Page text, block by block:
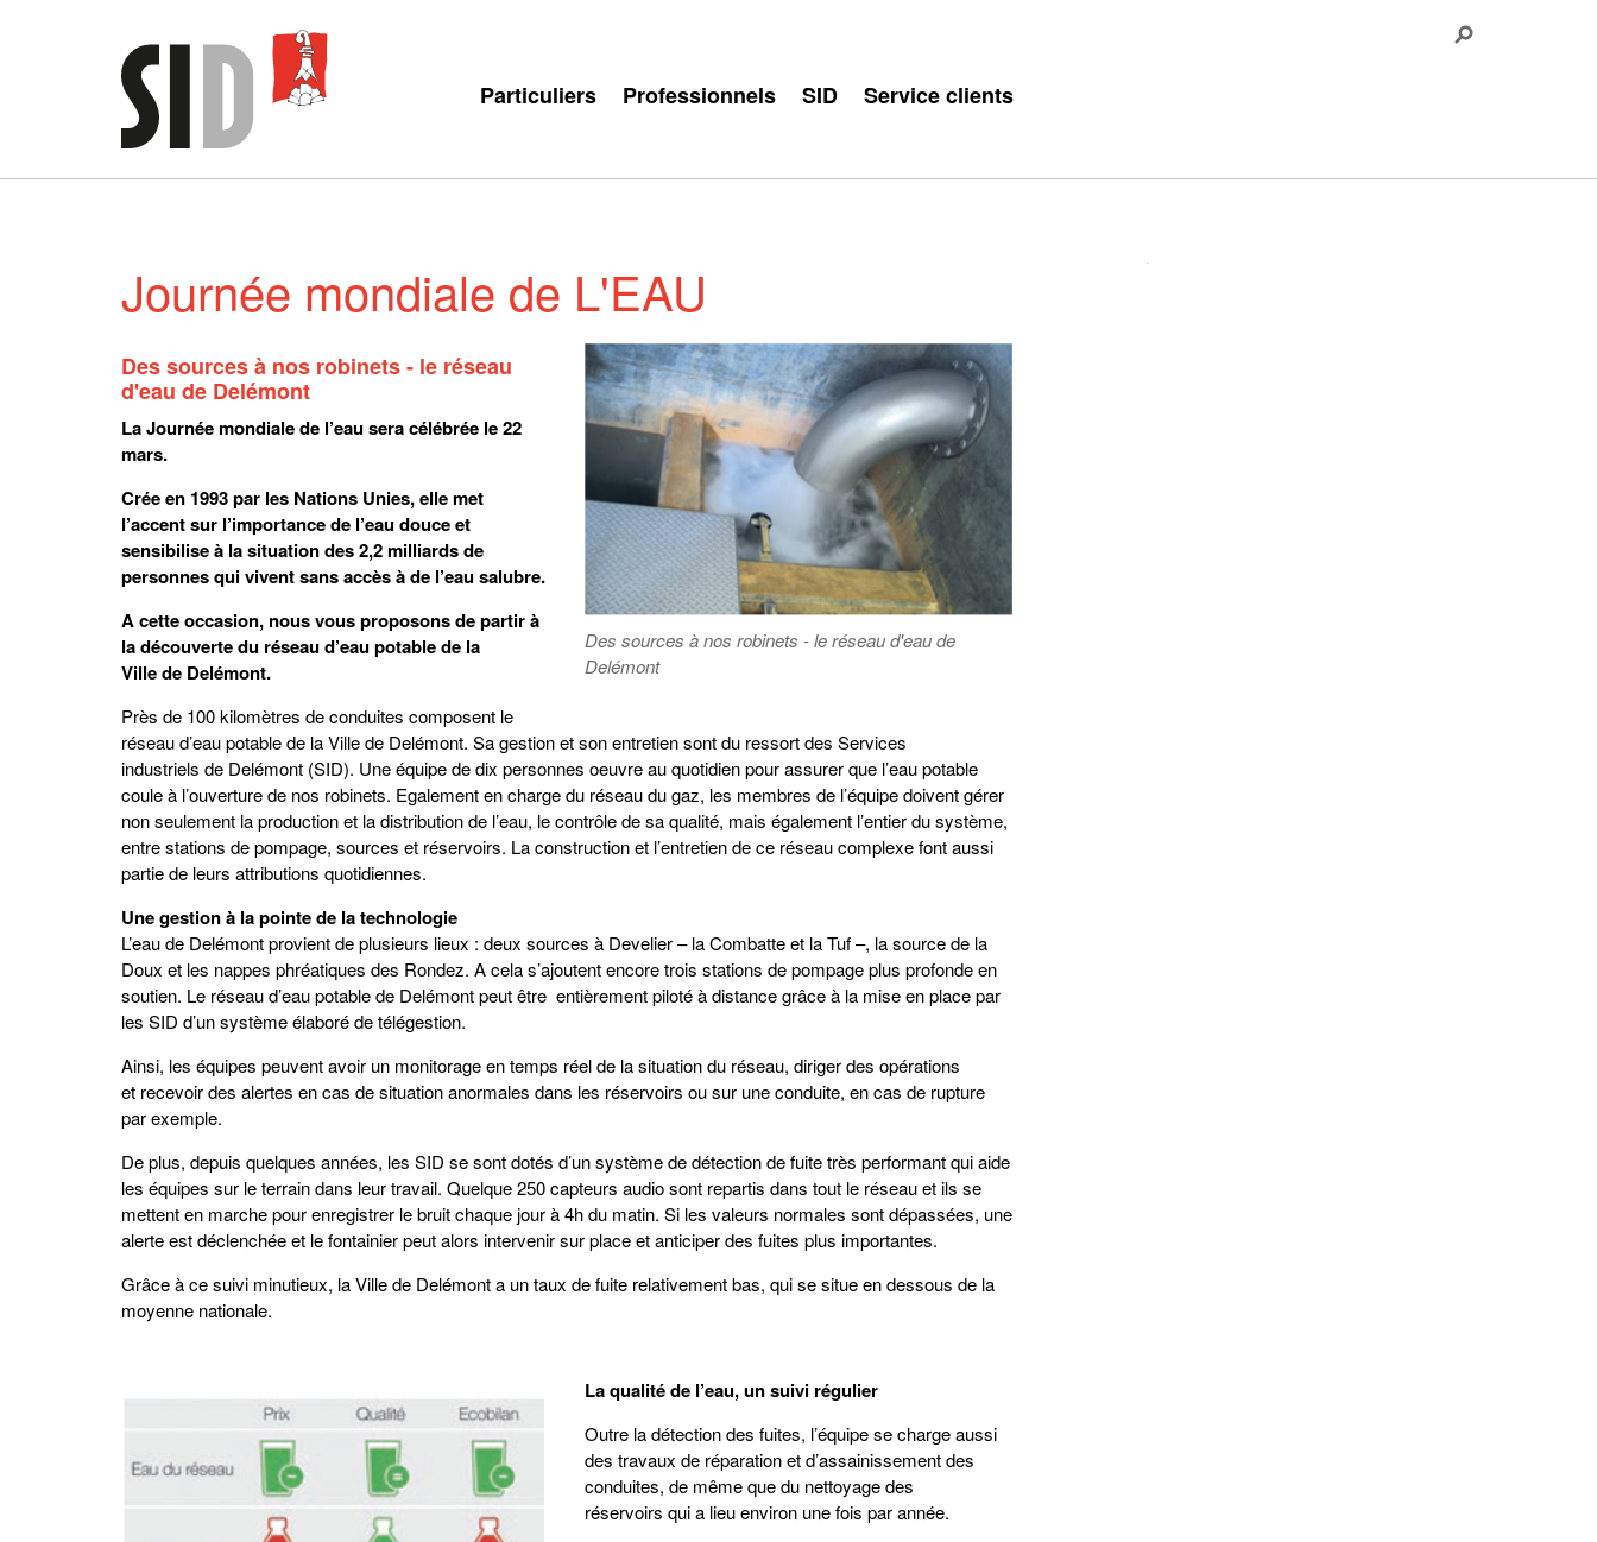
Particuliers Professionnels SID Service clients
Journée mondiale de L'EAU
Des sources à nos robinets - le réseau d'eau de
Delémont
Des sources à nos robinets - le réseau
d'eau de Delémont
La Journée mondiale de l’eau sera célébrée le 22
mars.
Crée en 1993 par les Nations Unies, elle met
l’accent sur l’importance de l’eau douce et
sensibilise à la situation des 2,2 milliards de
personnes qui vivent sans accès à de l’eau salubre.
A cette occasion, nous vous proposons de partir à
la découverte du réseau d’eau potable de la
Ville de Delémont.
Près de 100 kilomètres de conduites composent le
réseau d’eau potable de la Ville de Delémont. Sa gestion et son entretien sont du ressort des Services
industriels de Delémont (SID). Une équipe de dix personnes oeuvre au quotidien pour assurer que l’eau potable
coule à l’ouverture de nos robinets. Egalement en charge du réseau du gaz, les membres de l’équipe doivent gérer
non seulement la production et la distribution de l’eau, le contrôle de sa qualité, mais également l’entier du système,
entre stations de pompage, sources et réservoirs. La construction et l’entretien de ce réseau complexe font aussi
partie de leurs attributions quotidiennes.
Une gestion à la pointe de la technologie
L’eau de Delémont provient de plusieurs lieux : deux sources à Develier – la Combatte et la Tuf –, la source de la
Doux et les nappes phréatiques des Rondez. A cela s’ajoutent encore trois stations de pompage plus profonde en
soutien. Le réseau d’eau potable de Delémont peut être entièrement piloté à distance grâce à la mise en place par
les SID d’un système élaboré de télégestion.
Ainsi, les équipes peuvent avoir un monitorage en temps réel de la situation du réseau, diriger des opérations
et recevoir des alertes en cas de situation anormales dans les réservoirs ou sur une conduite, en cas de rupture
par exemple.
De plus, depuis quelques années, les SID se sont dotés d’un système de détection de fuite très performant qui aide
les équipes sur le terrain dans leur travail. Quelque 250 capteurs audio sont repartis dans tout le réseau et ils se
mettent en marche pour enregistrer le bruit chaque jour à 4h du matin. Si les valeurs normales sont dépassées, une
alerte est déclenchée et le fontainier peut alors intervenir sur place et anticiper des fuites plus importantes.
Grâce à ce suivi minutieux, la Ville de Delémont a un taux de fuite relativement bas, qui se situe en dessous de la
moyenne nationale.
La qualité de l’eau, un suivi régulier
Outre la détection des fuites, l’équipe se charge aussi
des travaux de réparation et d’assainissement des
conduites, de même que du nettoyage des
réservoirs qui a lieu environ une fois par année.